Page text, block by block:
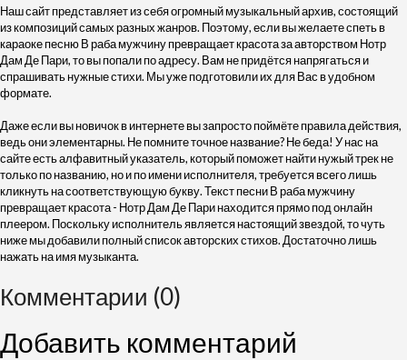
Наш сайт представляет из себя огромный музыкальный архив, состоящий
из композиций самых разных жанров. Поэтому, если вы желаете спеть в
караоке песню В раба мужчину превращает красота за авторством Нотр
Дам Де Пари, то вы попали по адресу. Вам не придётся напрягаться и
спрашивать нужные стихи. Мы уже подготовили их для Вас в удобном
формате.
Даже если вы новичок в интернете вы запросто поймёте правила действия,
ведь они элементарны. Не помните точное название? Не беда! У нас на
сайте есть алфавитный указатель, который поможет найти нужый трек не
только по названию, но и по имени исполнителя, требуется всего лишь
кликнуть на соответствующую букву. Текст песни В раба мужчину
превращает красота - Нотр Дам Де Пари находится прямо под онлайн
плеером. Поскольку исполнитель является настоящий звездой, то чуть
ниже мы добавили полный список авторских стихов. Достаточно лишь
нажать на имя музыканта.
Комментарии (0)
Добавить комментарий